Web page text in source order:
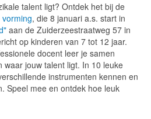
talent ligt? Ontdek het bij de
, die 8 januari a.s. start in
aan de Zuiderzeestraatweg 57 in
op kinderen van 7 tot 12 jaar.
docent leer je samen
waar jouw talent ligt. In 10 leuke
instrumenten kennen en
Speel mee en ontdek hoe leuk